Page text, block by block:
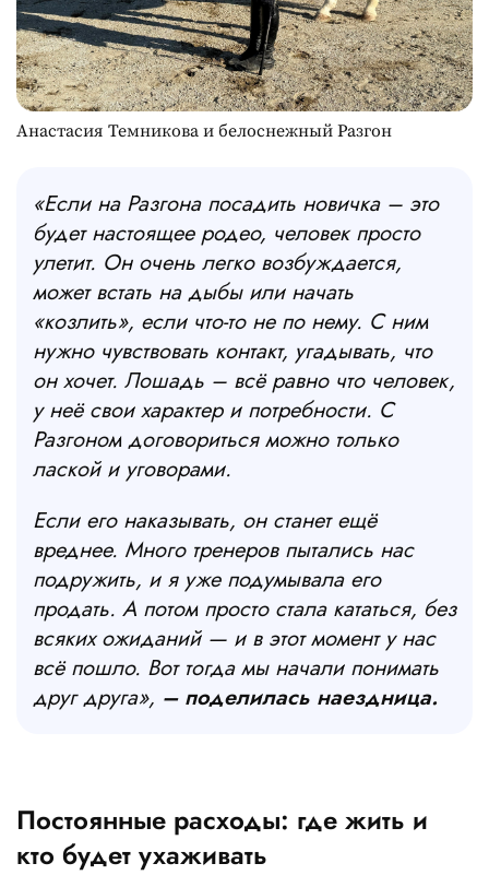
Анастасия Темникова и белоснежный Разгон
«Если на Разгона посадить новичка – это
будет настоящее родео, человек просто
улетит. Он очень легко возбуждается,
может встать на дыбы или начать
«козлить», если что-то не по нему. С ним
нужно чувствовать контакт, угадывать, что
он хочет. Лошадь – всё равно что человек,
у неё свои характер и потребности. С
Разгоном договориться можно только
лаской и уговорами.
Если его наказывать, он станет ещё
вреднее. Много тренеров пытались нас
подружить, и я уже подумывала его
продать. А потом просто стала кататься, без
всяких ожиданий — и в этот момент у нас
всё пошло. Вот тогда мы начали понимать
друг друга», – поделилась наездница.
Постоянные расходы: где жить и
кто будет ухаживать